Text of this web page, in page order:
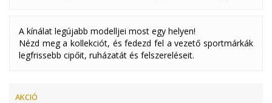
A kínálat legújabb modelljei most egy helyen!
Nézd meg a kollekciót, és fedezd fel a vezető sportmárkák
legfrissebb cipőit, ruházatát és felszereléseit.
AKCIÓ